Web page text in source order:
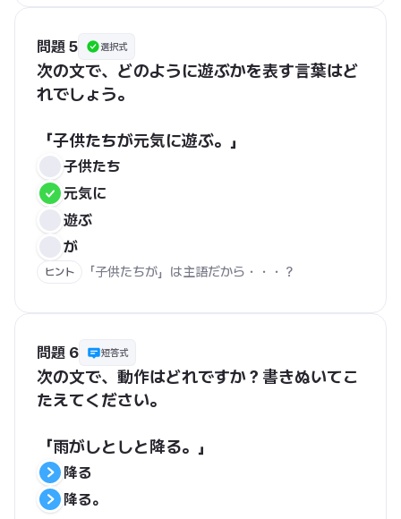
問題 5 選択式
次の文で、どのように遊ぶかを表す言葉はど
れでしょう。
「子供たちが元気に遊ぶ。」
子供たち
元気に
遊ぶ
が
ヒント 「子供たちが」は主語だから・・・？
問題 6 短答式
次の文で、動作はどれですか？書きぬいてこ
たえてください。
「雨がしとしと降る。」
降る
降る。